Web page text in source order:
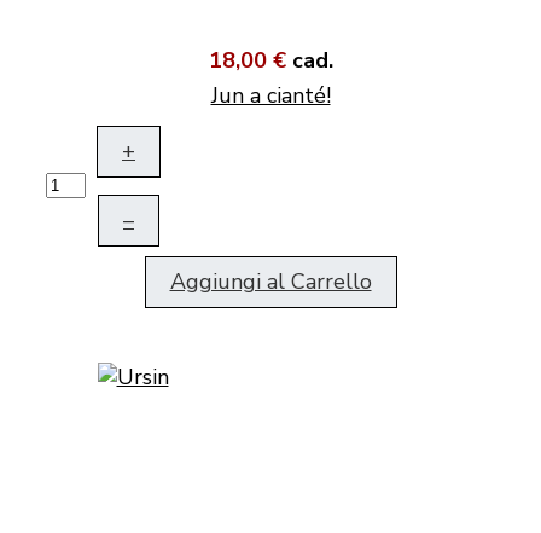
18,00 € cad.
Jun a cianté!
+
–
Aggiungi al Carrello